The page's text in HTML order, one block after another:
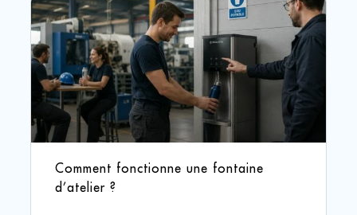
Comment fonctionne une fontaine
d’atelier ?